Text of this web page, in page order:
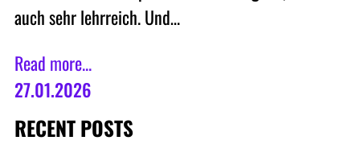
auch sehr lehrreich. Und…
Read more...
27.01.2026
RECENT POSTS